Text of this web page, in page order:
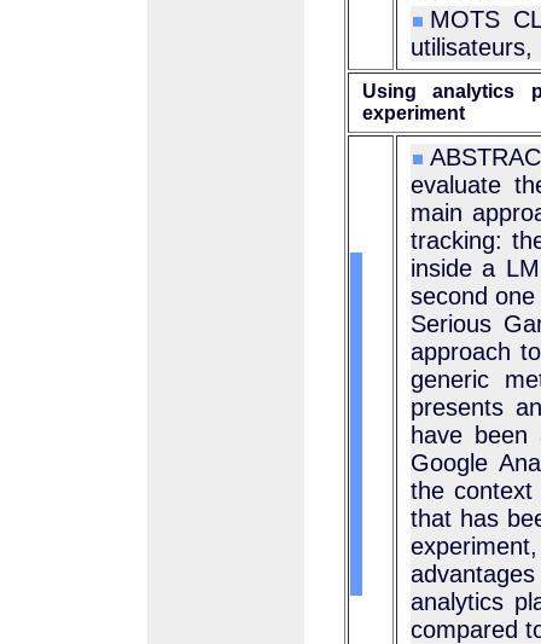
MOTS
utilisateurs,
Using analytics
experiment
evaluate
main
tracking:
inside a
second
Serious
approach
generic
presents
have
Google
the context
that has
analytics
compared